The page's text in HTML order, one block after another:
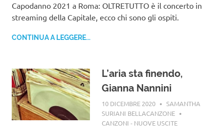
Capodanno 2021 a Roma: OLTRETUTTO è il concerto in
streaming della Capitale, ecco chi sono gli ospiti.
CONTINUA A LEGGERE...
L’aria sta finendo,
Gianna Nannini
10 DICEMBRE 2020
SAMANTHA
SURIANI BELLACANZONE
CANZONI - NUOVE USCITE